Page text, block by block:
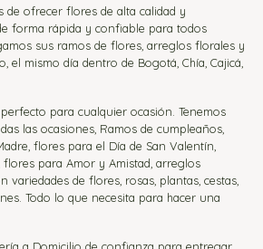
de ofrecer flores de alta calidad y
forma rápida y confiable para todos
sus ramos de flores, arreglos florales y
el mismo día dentro de Bogotá, Chía, Cajicá,
para cualquier ocasión. Tenemos
las ocasiones, Ramos de cumpleaños,
flores para el Día de San Valentín,
para Amor y Amistad, arreglos
variedades de flores, rosas, plantas, cestas,
Todo lo que necesita para hacer una